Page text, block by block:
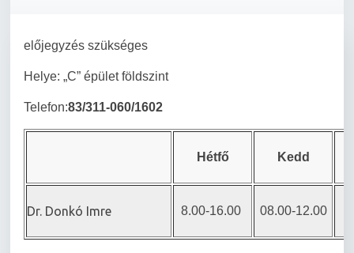
előjegyzés szükséges
Helye: „C” épület földszint
Telefon:83/311-060/1602
Hétfő Kedd
Dr. Donkó Imre 8.00-16.00 08.00-12.00